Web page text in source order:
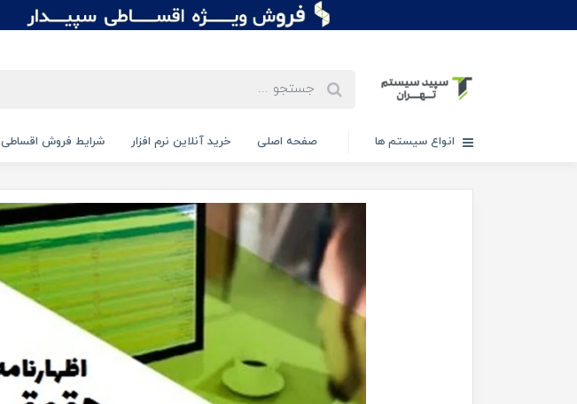
انواع سیستم ها صفحه اصلی خرید آنلاین نرم افزار شرایط فروش اقساطی